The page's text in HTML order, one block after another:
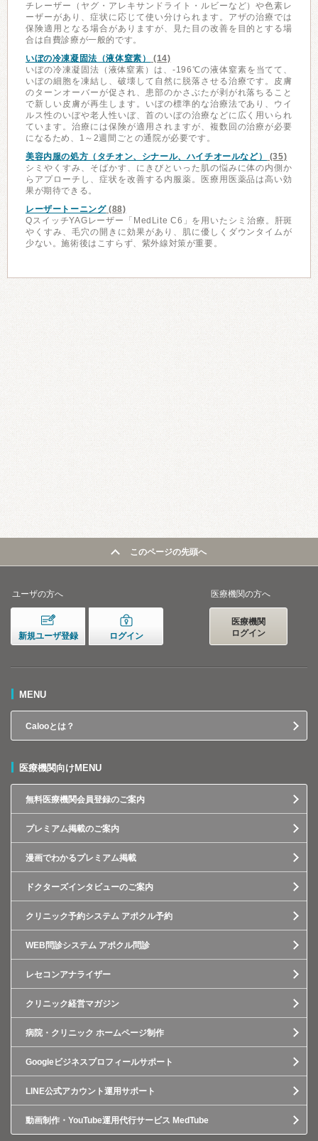
チレーザー（ヤグ・アレキサンドライト・ルビーなど）や色素レ
ーザーがあり、症状に応じて使い分けられます。アザの治療では
保険適用となる場合がありますが、見た目の改善を目的とする場
合は自費診療が一般的です。
いぼの冷凍凝固法（液体窒素）
(14)
いぼの冷凍凝固法（液体窒素）は、-196℃の液体窒素を当てて、
いぼの細胞を凍結し、破壊して自然に脱落させる治療です。皮膚
のターンオーバーが促され、患部のかさぶたが剥がれ落ちること
で新しい皮膚が再生します。いぼの標準的な治療法であり、ウイ
ルス性のいぼや老人性いぼ、首のいぼの治療などに広く用いられ
ています。治療には保険が適用されますが、複数回の治療が必要
になるため、1～2週間ごとの通院が必要です。
美容内服の処方（タチオン、シナール、ハイチオールなど）
(35)
シミやくすみ、そばかす、にきびといった肌の悩みに体の内側か
らアプローチし、症状を改善する内服薬。医療用医薬品は高い効
果が期待できる。
レーザートーニング(88)
QスイッチYAGレーザー「MedLite C6」を用いたシミ治療。肝斑
やくすみ、毛穴の開きに効果があり、肌に優しくダウンタイムが
少ない。施術後はこすらず、紫外線対策が重要。
このページの先頭へ
ユーザの方へ
新規ユーザ登録 ログイン
医療機関の方へ
医療機関
ログイン
MENU
Calooとは？
医療機関向けMENU
無料医療機関会員登録のご案内
プレミアム掲載のご案内
漫画でわかるプレミアム掲載
ドクターズインタビューのご案内
クリニック予約システム アポクル予約
WEB問診システム アポクル問診
レセコンアナライザー
クリニック経営マガジン
病院・クリニック ホームページ制作
Googleビジネスプロフィールサポート
LINE公式アカウント運用サポート
動画制作・YouTube運用代行サービス MedTube